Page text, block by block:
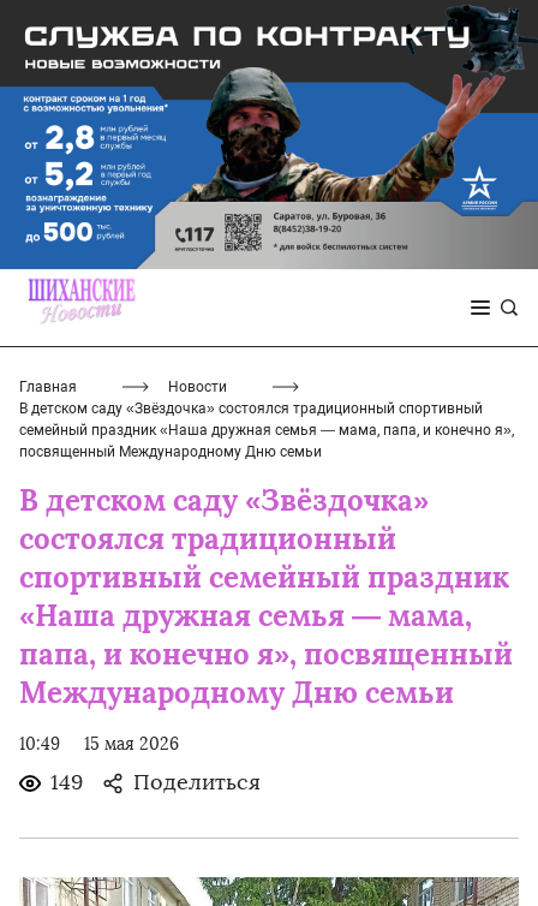
Главная
Новости
В детском саду «Звёздочка» состоялся традиционный спортивный
семейный праздник «Наша дружная семья — мама, папа, и конечно я»,
посвященный Международному Дню семьи
В детском саду «Звёздочка»
состоялся традиционный
спортивный семейный праздник
«Наша дружная семья — мама,
папа, и конечно я», посвященный
Международному Дню семьи
10:49 15 мая 2026
149 Поделиться